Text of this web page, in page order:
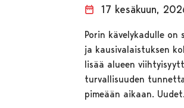
17 kesäkuun,
Porin kävelykadulle
ja kausivalaistuksen
lisää alueen
turvallisuuden
pimeään aikaan.